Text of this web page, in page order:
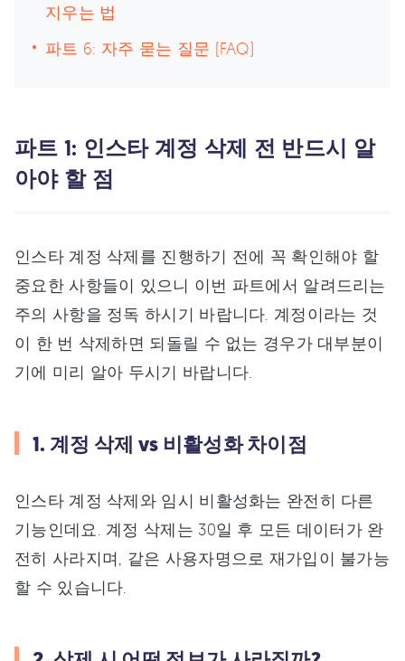
지우는 법
파트 6: 자주 묻는 질문 (FAQ)
파트 1: 인스타 계정 삭제 전 반드시 알
아야 할 점
인스타 계정 삭제를 진행하기 전에 꼭 확인해야 할
중요한 사항들이 있으니 이번 파트에서 알려드리는
주의 사항을 정독 하시기 바랍니다. 계정이라는 것
이 한 번 삭제하면 되돌릴 수 없는 경우가 대부분이
기에 미리 알아 두시기 바랍니다.
1. 계정 삭제 vs 비활성화 차이점
인스타 계정 삭제와 임시 비활성화는 완전히 다른
기능인데요. 계정 삭제는 30일 후 모든 데이터가 완
전히 사라지며, 같은 사용자명으로 재가입이 불가능
할 수 있습니다.